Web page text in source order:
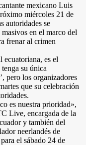
mexicano Luis
miércoles 21 de
autoridades se
en el marco del
frenar al crimen
es el
su única
pero los organizadores
que su celebración
es nuestra prioridad»,
Live, encargada de la
y también del
neerlandés de
el sábado 24 de